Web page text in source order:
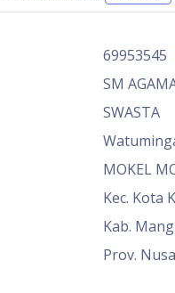
69953545
SM
SWASTA
MOKEL
Kec. Kota
Kab.
Prov.